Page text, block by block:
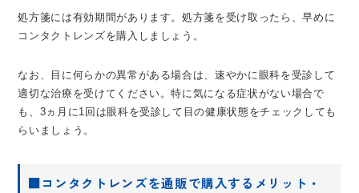
処方箋には有効期間があります。処方箋を受け取ったら、早めに
コンタクトレンズを購入しましょう。
なお、目に何らかの異常がある場合は、速やかに眼科を受診して
適切な治療を受けてください。特に気になる症状がない場合で
も、3ヵ月に1回は眼科を受診して目の健康状態をチェックしても
らいましょう。
■コンタクトレンズを通販で購入するメリット・